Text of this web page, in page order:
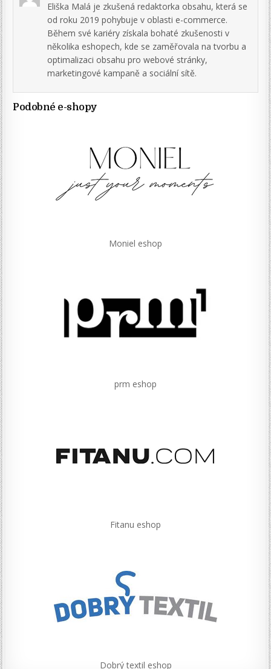
Eliška Malá je zkušená redaktorka obsahu, která se
od roku 2019 pohybuje v oblasti e-commerce.
Během své kariéry získala bohaté zkušenosti v
několika eshopech, kde se zaměřovala na tvorbu a
optimalizaci obsahu pro webové stránky,
marketingové kampaně a sociální sítě.
Podobné e-shopy
Moniel eshop
prm eshop
Fitanu eshop
Dobrý textil eshop